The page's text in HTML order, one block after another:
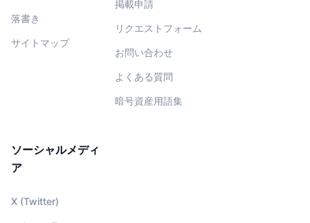
落書き
サイトマップ
掲載申請
リクエストフォーム
お問い合わせ
よくある質問
暗号資産用語集
ソーシャルメディ
ア
X (Twitter)